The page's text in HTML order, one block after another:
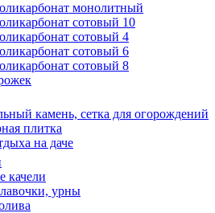
монолитный
сотовый 10
сотовый 4
сотовый 6
сотовый 8
камень, сетка для огорождений
плитка
на даче
качели
урны